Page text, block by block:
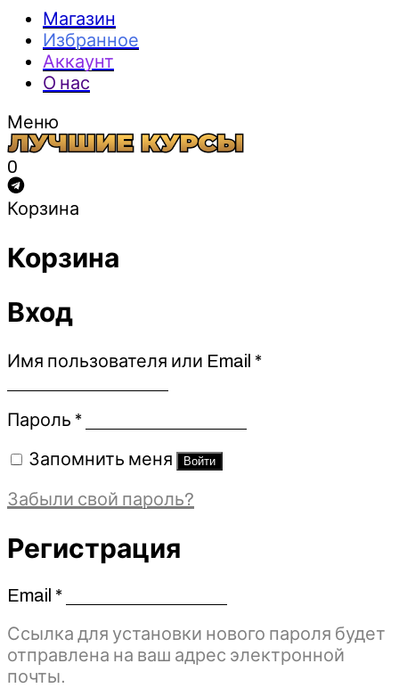
Магазин
Избранное
Аккаунт
О нас
Меню
0
Корзина
Корзина
Вход
Имя пользователя или Email *Обязательно
Пароль *Обязательно
Запомнить меня Войти
Забыли свой пароль?
Регистрация
Email *Обязательно
Ссылка для установки нового пароля будет
отправлена ​​на ваш адрес электронной
почты.